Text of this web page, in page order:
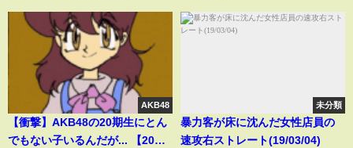
AKB48
【衝撃】AKB48の20期生にとん
でもない子いるんだが... 【20期
未分類
暴力客が床に沈んだ女性店員の
速攻右ストレート(19/03/04)